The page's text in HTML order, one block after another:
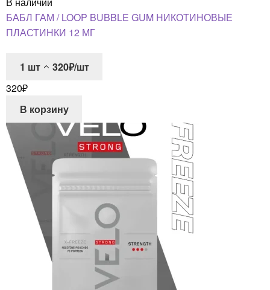
БАБЛ ГАМ / LOOP BUBBLE GUM НИКОТИНОВЫЕ
ПЛАСТИНКИ 12 МГ
1 шт
320₽/шт
320₽
В корзину